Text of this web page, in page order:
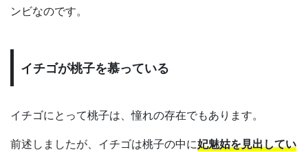
ンビなのです。
イチゴが桃子を慕っている
イチゴにとって桃子は、憧れの存在でもあります。
前述しましたが、イチゴは桃子の中に妃魅姑を見出してい